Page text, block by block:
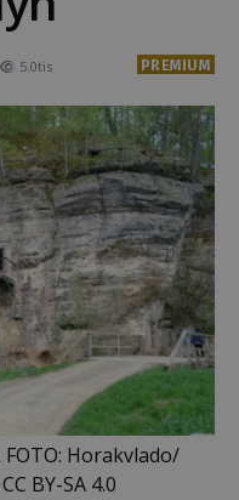
5.0tis PREMIUM
Horakvlado/
BY-SA 4.0